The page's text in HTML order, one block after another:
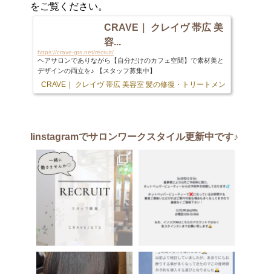
をご覧ください。
CRAVE｜ クレイヴ 帯広 美
容...
https://crave-gts.net/recruit/
ヘアサロンでありながら【自分だけのカフェ空間】で素材美と
デザインの両立を♪ 【スタッフ募集中】
CRAVE｜ クレイヴ 帯広 美容室 髪の修復・トリートメント専門店
Iinstagramでサロンワークスタイル更新中です♪